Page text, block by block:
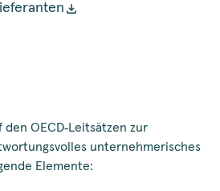
OECD‑Leitsätzen zur
unternehmerisches
Elemente: